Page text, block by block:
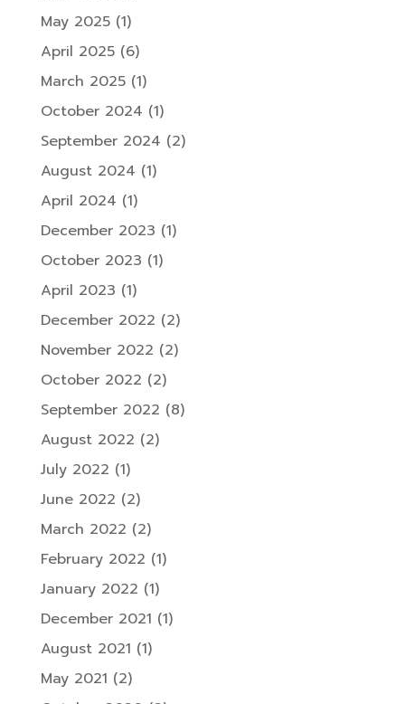
May 2025(1)
April 2025(6)
March 2025(1)
October 2024 (1)
September 2024 (2)
August 2024 (1)
April 2024 (1)
December 2023 (1)
October 2023 (1)
April 2023 (1)
December 2022 (2)
November 2022 (2)
October 2022 (2)
September 2022 (8)
August 2022 (2)
July 2022 (1)
June 2022 (2)
March 2022 (2)
February 2022 (1)
January 2022 (1)
December 2021 (1)
August 2021 (1)
May 2021 (2)